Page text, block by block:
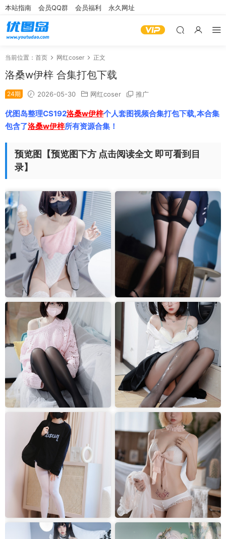
本站指南 会员QQ群 会员福利 永久网址
当前位置： 首页 网红coser 正文
洛桑w伊梓 合集打包下载
24期 2026-05-30 网红coser 推广
优图岛整理CS192洛桑w伊梓个人套图视频合集打包下载,本合集
包含了洛桑w伊梓所有资源合集！
预览图【预览图下方 点击阅读全文 即可看到目
录】